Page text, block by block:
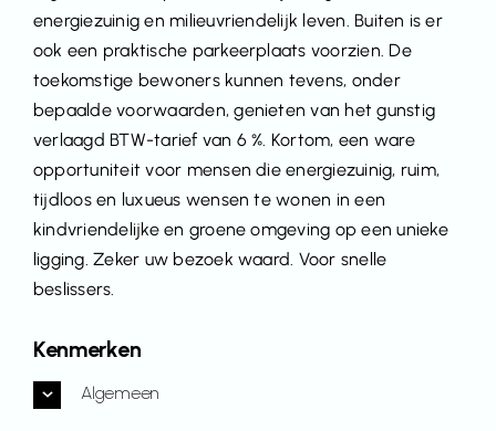
energiezuinig en milieuvriendelijk leven. Buiten is er
ook een praktische parkeerplaats voorzien. De
toekomstige bewoners kunnen tevens, onder
bepaalde voorwaarden, genieten van het gunstig
verlaagd BTW-tarief van 6 %. Kortom, een ware
opportuniteit voor mensen die energiezuinig, ruim,
tijdloos en luxueus wensen te wonen in een
kindvriendelijke en groene omgeving op een unieke
ligging. Zeker uw bezoek waard. Voor snelle
beslissers.
Kenmerken
Algemeen